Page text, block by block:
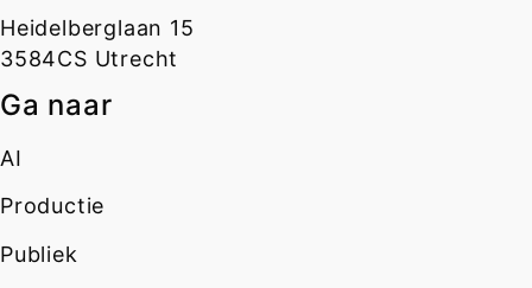
Heidelberglaan 15
3584CS Utrecht
Ga naar
AI
Productie
Publiek